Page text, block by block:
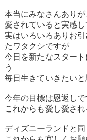
本当にみなさんあり
愛されていると実感
実はいろいろありお
たワタクシですが
今日を新たなスター
う
毎日生きていきたい
今年の目標は恩返しで
これからも愛し愛さ
ディズニーランドと